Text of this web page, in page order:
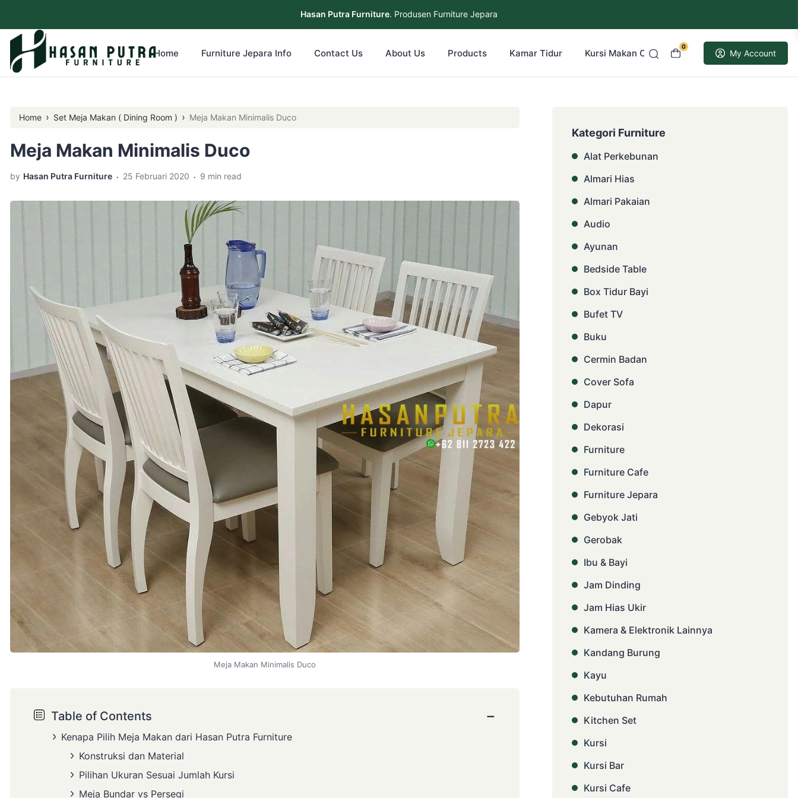
Hasan Putra Furniture. Produsen Furniture Jepara
0
My Account
Home Furniture Jepara Info Contact Us About Us Products Kamar Tidur Kursi Makan Cafe Resto Kusen Pintu Jati
Home › Set Meja Makan ( Dining Room ) › Meja Makan Minimalis Duco
Meja Makan Minimalis Duco
by Hasan Putra Furniture . 25 Februari 2020 . 9 min read
Meja Makan Minimalis Duco
Table of Contents −
Kenapa Pilih Meja Makan dari Hasan Putra Furniture
Konstruksi dan Material
Pilihan Ukuran Sesuai Jumlah Kursi
Meja Bundar vs Persegi
Kategori Furniture
Alat Perkebunan
Almari Hias
Almari Pakaian
Audio
Ayunan
Bedside Table
Box Tidur Bayi
Bufet TV
Buku
Cermin Badan
Cover Sofa
Dapur
Dekorasi
Furniture
Furniture Cafe
Furniture Jepara
Gebyok Jati
Gerobak
Ibu & Bayi
Jam Dinding
Jam Hias Ukir
Kamera & Elektronik Lainnya
Kandang Burung
Kayu
Kebutuhan Rumah
Kitchen Set
Kursi
Kursi Bar
Kursi Cafe